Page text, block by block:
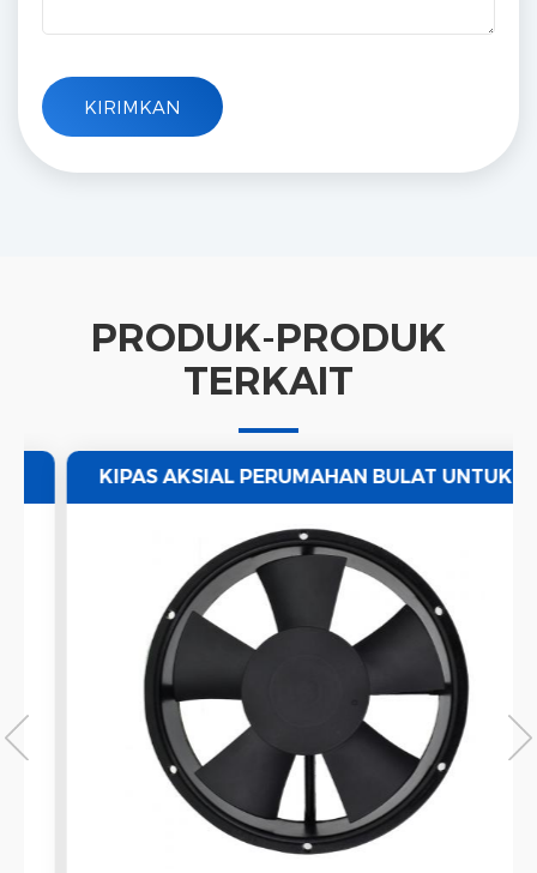
PRODUK-PRODUK
TERKAIT
KIPAS AKSIAL PERUMAHAN BULAT UNTUK
VENTILASI UDARA 220 / 50HZ